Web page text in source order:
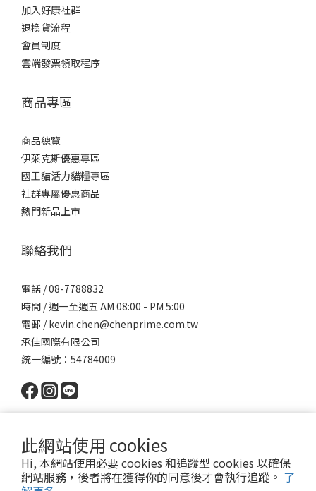
此網站使用 cookies
Hi, 本網站使用必要 cookies 和追蹤型 cookies 以確保
網站服務，後者將在獲得你的同意後才會執行追蹤。 了
加入好康社群
退換貨流程
會員制度
雲端發票領取程序
商品專區
商品總覽
伊萊克斯優惠專區
國王貓活力貓糧專區
社群專屬優惠商品
熱門新品上市
聯絡我們
電話 / 08-7788832
時間 / 週一至週五 AM 08:00 - PM 5:00
電郵 / kevin.chen@chenprime.com.tw
承佳國際有限公司
統一編號：54784009
Powered by SHOPLINE │服務條款│ 2022 © 派瑪寵物 PET MART